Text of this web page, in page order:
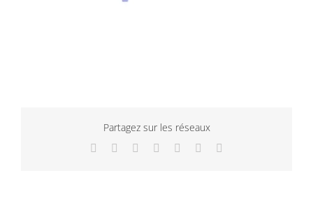
Partagez sur les réseaux
Facebook
TwitterLinkedInWhatsApp
TumblrPinterest